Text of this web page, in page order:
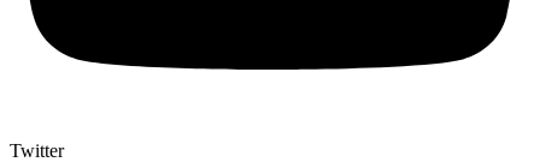
Twitter